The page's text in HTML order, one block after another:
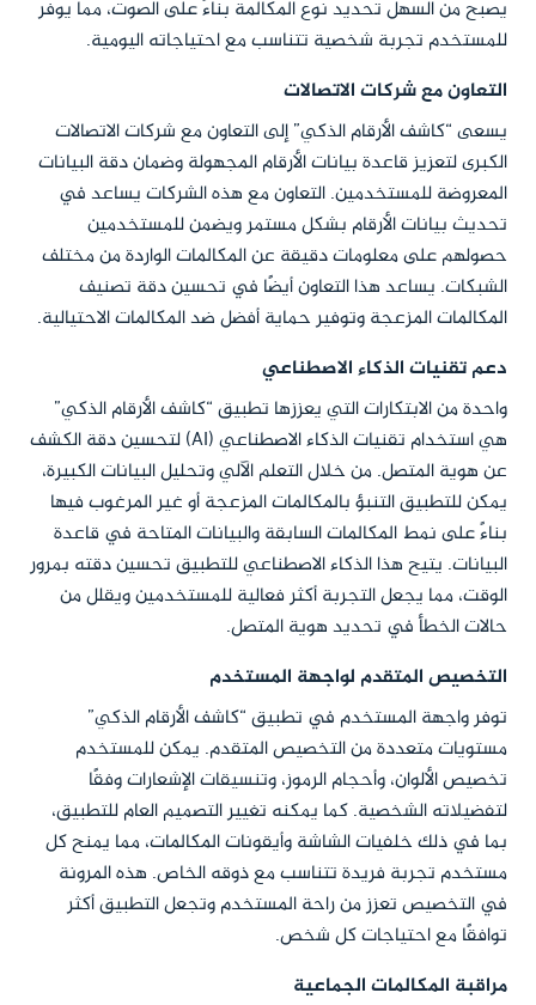
يصبح من السهل تحديد نوع المكالمة بناءً على الصوت، مما يوفر
للمستخدم تجربة شخصية تتناسب مع احتياجاته اليومية.
التعاون مع شركات الاتصالات
يسعى “كاشف الأرقام الذكي” إلى التعاون مع شركات الاتصالات
الكبرى لتعزيز قاعدة بيانات الأرقام المجهولة وضمان دقة البيانات
المعروضة للمستخدمين. التعاون مع هذه الشركات يساعد في
تحديث بيانات الأرقام بشكل مستمر ويضمن للمستخدمين
حصولهم على معلومات دقيقة عن المكالمات الواردة من مختلف
الشبكات. يساعد هذا التعاون أيضًا في تحسين دقة تصنيف
المكالمات المزعجة وتوفير حماية أفضل ضد المكالمات الاحتيالية.
دعم تقنيات الذكاء الاصطناعي
واحدة من الابتكارات التي يعززها تطبيق “كاشف الأرقام الذكي”
هي استخدام تقنيات الذكاء الاصطناعي (AI) لتحسين دقة الكشف
عن هوية المتصل. من خلال التعلم الآلي وتحليل البيانات الكبيرة،
يمكن للتطبيق التنبؤ بالمكالمات المزعجة أو غير المرغوب فيها
بناءً على نمط المكالمات السابقة والبيانات المتاحة في قاعدة
البيانات. يتيح هذا الذكاء الاصطناعي للتطبيق تحسين دقته بمرور
الوقت، مما يجعل التجربة أكثر فعالية للمستخدمين ويقلل من
حالات الخطأ في تحديد هوية المتصل.
التخصيص المتقدم لواجهة المستخدم
توفر واجهة المستخدم في تطبيق “كاشف الأرقام الذكي”
مستويات متعددة من التخصيص المتقدم. يمكن للمستخدم
تخصيص الألوان، وأحجام الرموز، وتنسيقات الإشعارات وفقًا
لتفضيلاته الشخصية. كما يمكنه تغيير التصميم العام للتطبيق،
بما في ذلك خلفيات الشاشة وأيقونات المكالمات، مما يمنح كل
مستخدم تجربة فريدة تتناسب مع ذوقه الخاص. هذه المرونة
في التخصيص تعزز من راحة المستخدم وتجعل التطبيق أكثر
توافقًا مع احتياجات كل شخص.
مراقبة المكالمات الجماعية